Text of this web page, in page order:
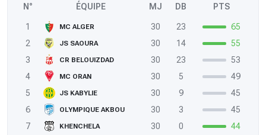
N° ÉQUIPE MJ DB PTS
1 MC ALGER 30 23
65
2
JS SAOURA 30 14
55
3
CR BELOUIZDAD 30 23
53
4
MC ORAN 30 5
49
5
JS KABYLIE 30 9
45
6
OLYMPIQUE AKBOU 30 3
45
7
KHENCHELA 30 0
44